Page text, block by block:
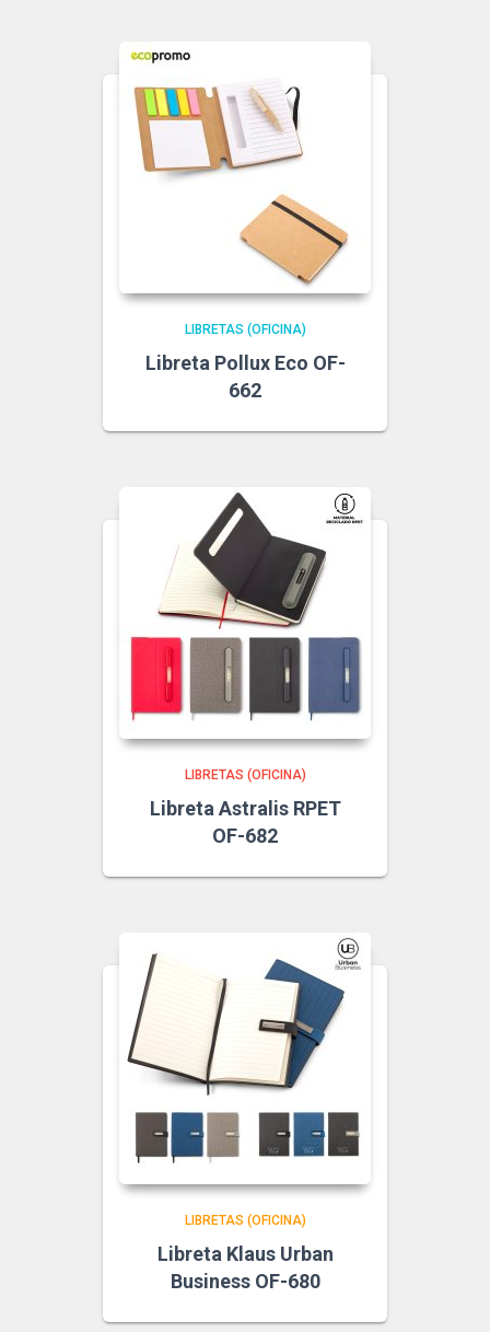
LIBRETAS (OFICINA)
Libreta Pollux Eco OF-
662
LIBRETAS (OFICINA)
Libreta Astralis RPET
OF-682
LIBRETAS (OFICINA)
Libreta Klaus Urban
Business OF-680